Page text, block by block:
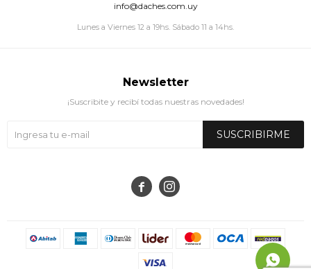
info@daches.com.uy
Lunes a Viernes 12 a 19hs. Sábado 11 a 14hs.
 
Newsletter
¡Suscribite y recibí todas nuestras novedades!
SUSCRIBIRME